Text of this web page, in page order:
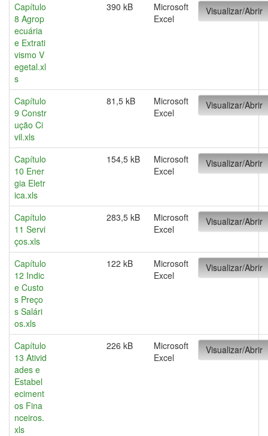
Capítulo
8 Agrop
ecuária
e Extrati
vismo V
egetal.xl
s
390 kB
Microsoft
Excel
Visualizar/Abrir
Capítulo
9 Constr
ução Ci
vil.xls
81,5 kB
Microsoft
Excel
Visualizar/Abrir
Capítulo
10 Ener
gia Eletr
ica.xls
154,5 kB
Microsoft
Excel
Visualizar/Abrir
Capítulo
11 Servi
ços.xls
283,5 kB
Microsoft
Excel
Visualizar/Abrir
Capítulo
12 Indic
e Custo
s Preço
s Salári
os.xls
122 kB
Microsoft
Excel
Visualizar/Abrir
Capítulo
13 Ativid
ades e
Estabel
eciment
os Fina
nceiros.
xls
226 kB
Microsoft
Excel
Visualizar/Abrir